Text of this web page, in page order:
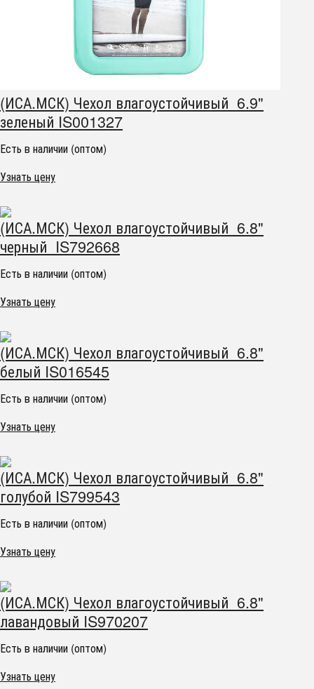
(ИСА.МСК) Чехол влагоустойчивый 6.9"
зеленый IS001327
Есть в наличии (оптом)
Узнать цену
(ИСА.МСК) Чехол влагоустойчивый 6.8"
черный IS792668
Есть в наличии (оптом)
Узнать цену
(ИСА.МСК) Чехол влагоустойчивый 6.8"
белый IS016545
Есть в наличии (оптом)
Узнать цену
(ИСА.МСК) Чехол влагоустойчивый 6.8"
голубой IS799543
Есть в наличии (оптом)
Узнать цену
(ИСА.МСК) Чехол влагоустойчивый 6.8"
лавандовый IS970207
Есть в наличии (оптом)
Узнать цену